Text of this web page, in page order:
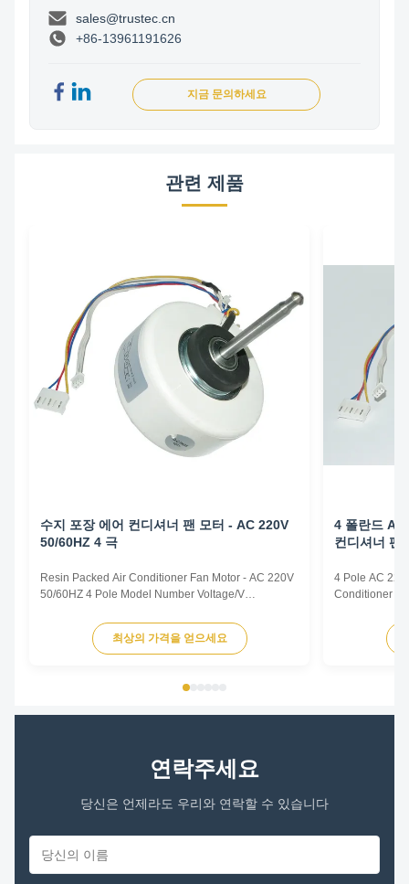
sales@trustec.cn
+86-13961191626
지금 문의하세요
관련 제품
수지 포장 에어 컨디셔너 팬 모터 - AC 220V
50/60HZ 4 극
Resin Packed Air Conditioner Fan Motor - AC 220V
50/60HZ 4 Pole Model Number Voltage/V
Capacitor/MDF/VAC YFK-07903004-TS01 220-240
50 30 CL E 2/450 Title goes here. Plastic Sealed
최상의 가격을 얻으세요
4 폴란드
컨디셔너 팬
4 Pole AC
Conditioner
Capacitor/
50 30 CL E
연락주세요
당신은 언제라도 우리와 연락할 수 있습니다